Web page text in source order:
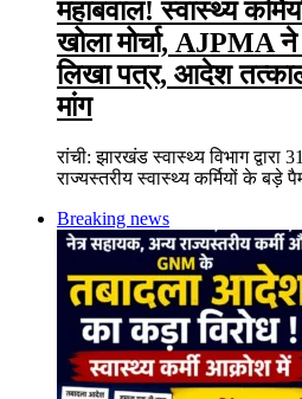
महाबवाल! स्वास्थ्य
खोला मोर्चा, AJPMA
लिखा पत्र, आदेश
मांग
रांची: झारखंड स्वास्थ्य विभाग द्वारा
राज्यस्तरीय स्वास्थ्य कर्मियों के
Breaking news